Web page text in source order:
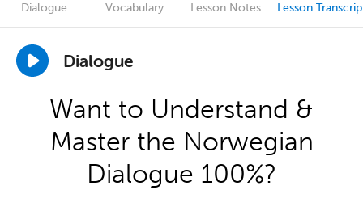
Dialogue Vocabulary Lesson Notes Lesson
Dialogue
Want to Understand &
Master the Norwegian
Dialogue 100%?